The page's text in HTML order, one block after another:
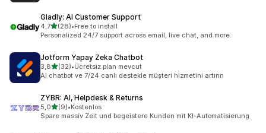
Gladly: AI Customer Support
4,75 yıldız üzerinden
(28)
toplam 28 değerlendirme
•Free to install
Personalized 24/7 support across email, live chat, and more.
Jotform Yapay Zeka Chatbot
3,85 yıldız üzerinden
(32)
toplam 32 değerlendirme
•Ücretsiz plan mevcut
AI chatbot ve 7/24 canlı destekle müşteri hizmetini artırın
ZYBR: AI, Helpdesk & Returns
5,05 yıldız üzerinden
(9)
toplam 9 değerlendirme
•Kostenlos
Spare massiv Zeit und begeistere Kunden mit KI-Automatisierung